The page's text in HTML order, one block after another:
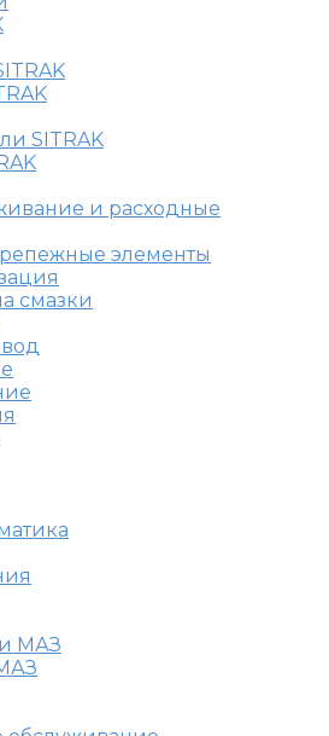
SITRAK
и расходные
элементы
смазки
МАЗ